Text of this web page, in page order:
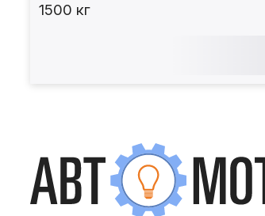
1500 кг